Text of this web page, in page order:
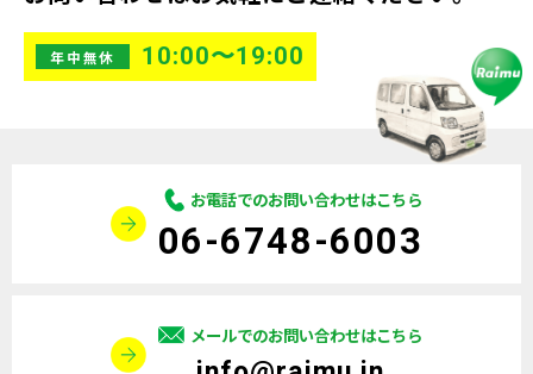
年中無休 10:00〜19:00
お電話でのお問い合わせはこちら
06-6748-6003
メールでのお問い合わせはこちら